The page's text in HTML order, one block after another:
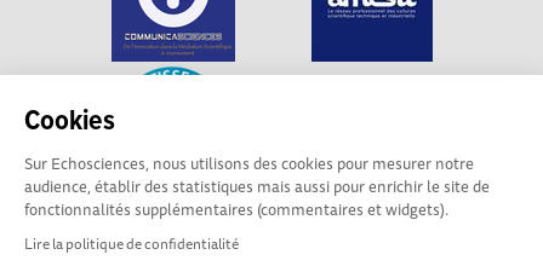
Cookies
Sur Echosciences, nous utilisons des cookies pour mesurer notre
audience, établir des statistiques mais aussi pour enrichir le site de
fonctionnalités supplémentaires (commentaires et widgets).
Lire la politique de confidentialité